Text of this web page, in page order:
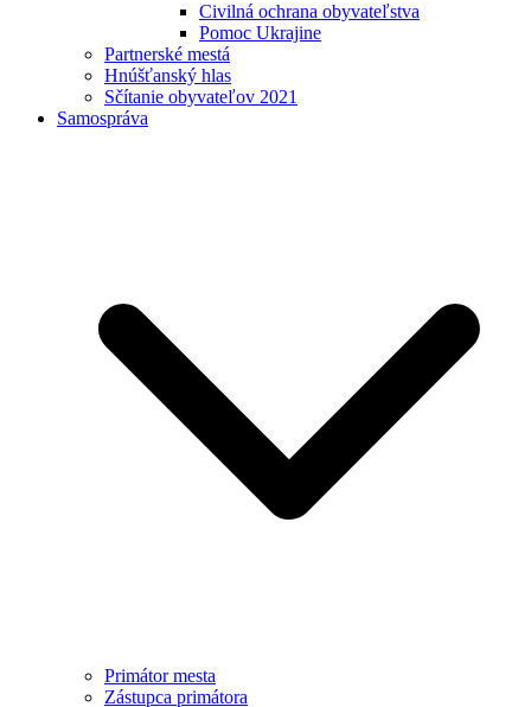
Civilná ochrana obyvateľstva
Pomoc Ukrajine
Partnerské mestá
Hnúšťanský hlas
Sčítanie obyvateľov 2021
Samospráva
Primátor mesta
Zástupca primátora